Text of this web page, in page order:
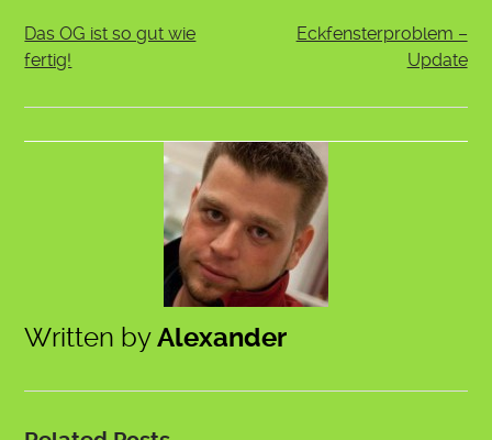
Das OG ist so gut wie
fertig!
Eckfensterproblem –
Update
Written byAlexander